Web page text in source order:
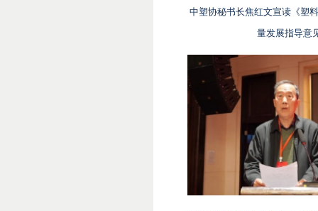
中塑协秘书长焦红文宣读《塑
量发展指导意